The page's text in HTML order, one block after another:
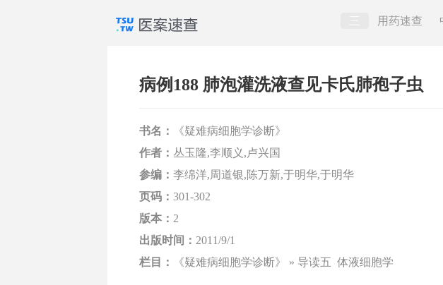
用药速查
病例188 肺泡灌洗液查见卡氏肺孢子虫
书名：
《疑难病细胞学诊断》
作者： 丛玉隆,李顺义,卢兴国
参编： 李绵洋,周道银,陈万新,于明华,于明华
页码： 301-302
版本： 2
出版时间： 2011/9/1
栏目：
《疑难病细胞学诊断》 » 导读五 体液细胞学